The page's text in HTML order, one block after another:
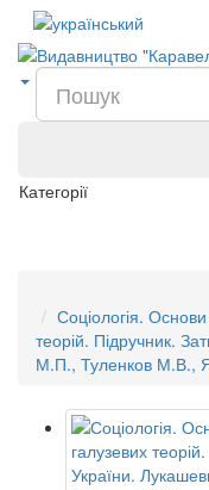
Категорії
Соціологія.
теорій. Підручник.
М.П., Туленков М.В.,